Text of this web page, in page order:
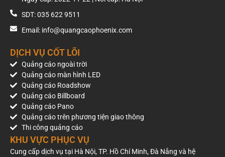
SDT: 035 622 9511
Email: info@quangcaophoenix.com
DỊCH VỤ CỐT LÕI
Quảng cáo ngoài trời
Quảng cáo màn hình LED
Quảng cáo Roadshow
Quảng cáo Billboard
Quảng cáo Pano
Quảng cáo trên phương tiện giao thông
Thi công quảng cáo
KHU VỰC PHỤC VỤ
Cung cấp dịch vụ tại Hà Nội, TP. Hồ Chí Minh, Đà Nẵng và hệ